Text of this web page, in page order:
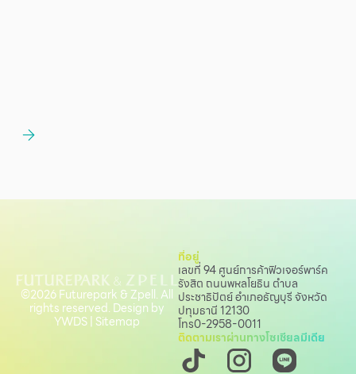
ที่อยู่
เลขที่ 94 ศูนย์การค้าฟิวเจอร์พาร์ค
รังสิต ถนนพหลโยธิน ตำบล
ประชาธิปัตย์ อำเภอธัญบุรี จังหวัด
ปทุมธานี 12130
โทร0-2958-0011
ติดตามเราผ่านทางโซเชียลมีเดีย
©2026 Futurepark & Zpell. All
rights reserved. Design by
YWDS| Sitemap